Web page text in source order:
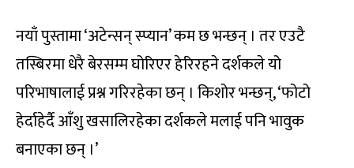
नयाँ पुस्तामा ‘अटेन्सन् स्प्यान’ कम छ भन्छन् । तर एउटै
तस्बिरमा धेरै बेरसम्म घोरिएर हेरिरहने दर्शकले यो
परिभाषालाई प्रश्न गरिरहेका छन् । किशोर भन्छन्, ‘फोटो
हेर्दाहेर्दै आँशु खसालिरहेका दर्शकले मलाई पनि भावुक
बनाएका छन् ।’